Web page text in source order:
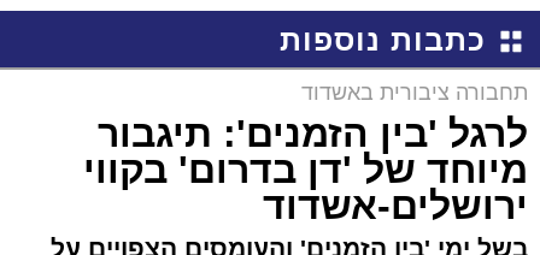
באשדוד
כתבות נוספות
תחבורה ציבורית באשדוד
לרגל 'בין הזמנים': תיגבור
מיוחד של 'דן בדרום' בקווי
ירושלים-אשדוד
בשל ימי 'בין הזמנים' והעומסים הצפויים על